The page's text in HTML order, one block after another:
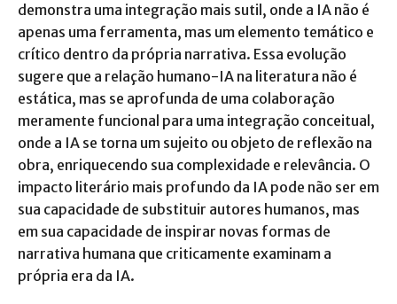
demonstra uma integração mais sutil, onde a IA não é
apenas uma ferramenta, mas um elemento temático e
crítico dentro da própria narrativa. Essa evolução
sugere que a relação humano-IA na literatura não é
estática, mas se aprofunda de uma colaboração
meramente funcional para uma integração conceitual,
onde a IA se torna um sujeito ou objeto de reflexão na
obra, enriquecendo sua complexidade e relevância. O
impacto literário mais profundo da IA pode não ser em
sua capacidade de substituir autores humanos, mas
em sua capacidade de inspirar novas formas de
narrativa humana que criticamente examinam a
própria era da IA.